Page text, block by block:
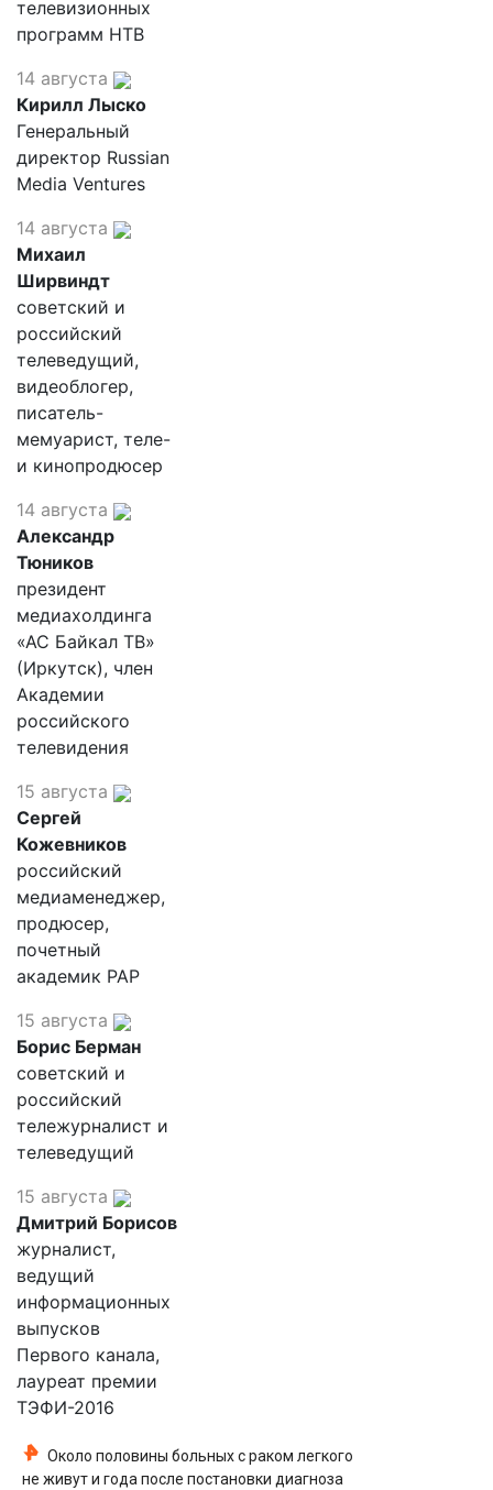
телевизионных
программ НТВ
14 августа
Кирилл Лыско
Генеральный
директор Russian
Media Ventures
14 августа
Михаил
Ширвиндт
советский и
российский
телеведущий,
видеоблогер,
писатель-
мемуарист, теле-
и кинопродюсер
14 августа
Александр
Тюников
президент
медиахолдинга
«АС Байкал ТВ»
(Иркутск), член
Академии
российского
телевидения
15 августа
Сергей
Кожевников
российский
медиаменеджер,
продюсер,
почетный
академик РАР
15 августа
Борис Берман
советский и
российский
тележурналист и
телеведущий
15 августа
Дмитрий Борисов
журналист,
ведущий
информационных
выпусков
Первого канала,
лауреат премии
ТЭФИ-2016
Около половины больных с раком легкого
не живут и года после постановки диагноза